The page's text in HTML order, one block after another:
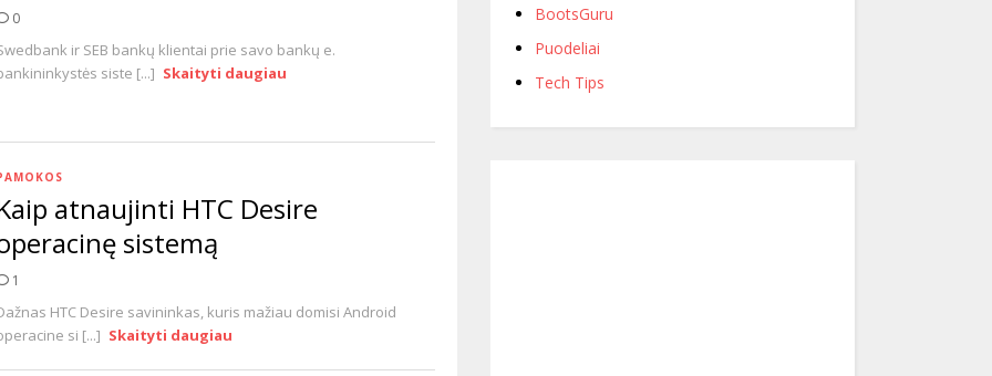
0
ir SEB bankų klientai prie savo bankų e.
siste [...] Skaityti daugiau
atnaujinti HTC Desire
sistemą
1
HTC Desire savininkas, kuris mažiau domisi Android
si [...] Skaityti daugiau
BootsGuru
Puodeliai
Tech Tips